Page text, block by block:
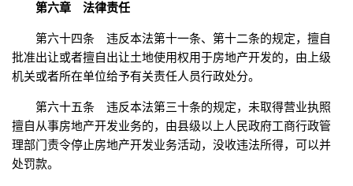
第六章 法律责任
第六十四条 违反本法第十一条、第十二条的规定，擅自
批准出让或者擅自出让土地使用权用于房地产开发的，由上级
机关或者所在单位给予有关责任人员行政处分。
第六十五条 违反本法第三十条的规定，未取得营业执照
擅自从事房地产开发业务的，由县级以上人民政府工商行政管
理部门责令停止房地产开发业务活动，没收违法所得，可以并
处罚款。